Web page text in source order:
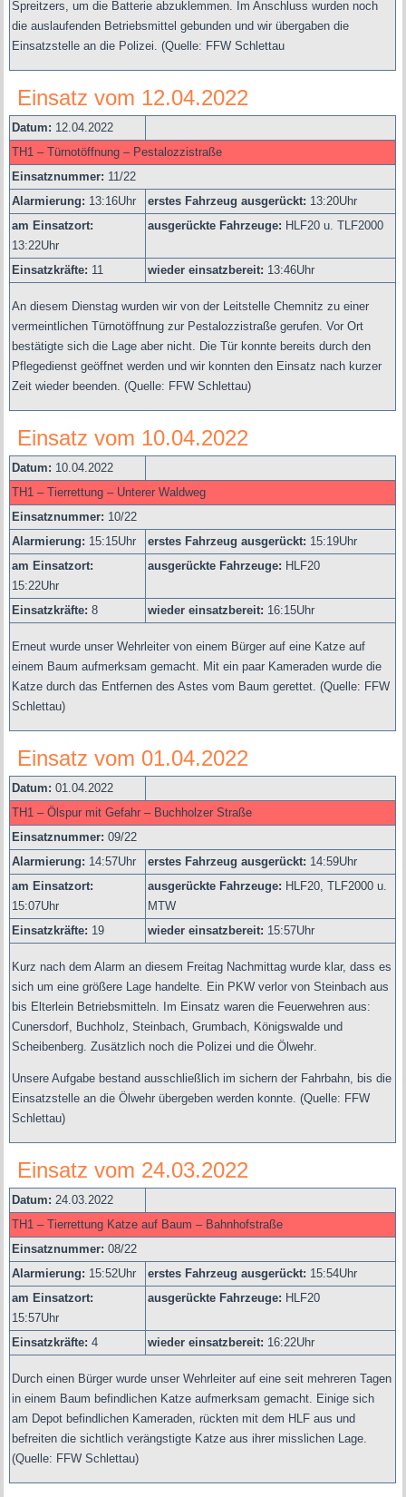
Spreitzers, um die Batterie abzuklemmen. Im Anschluss wurden noch
die auslaufenden Betriebsmittel gebunden und wir übergaben die
Einsatzstelle an die Polizei.(Quelle: FFW Schlettau
Einsatz vom 12.04.2022
Datum: 12.04.2022
TH1 – Türnotöffnung – Pestalozzistraße
Einsatznummer: 11/22
Alarmierung: 13:16Uhr erstes Fahrzeug ausgerückt: 13:20Uhr
am Einsatzort:
13:22Uhr
ausgerückte Fahrzeuge: HLF20 u. TLF2000
Einsatzkräfte: 11 wieder einsatzbereit: 13:46Uhr
An diesem Dienstag wurden wir von der Leitstelle Chemnitz zu einer
vermeintlichen Türnotöffnung zur Pestalozzistraße gerufen. Vor Ort
bestätigte sich die Lage aber nicht. Die Tür konnte bereits durch den
Pflegedienst geöffnet werden und wir konnten den Einsatz nach kurzer
Zeit wieder beenden.(Quelle: FFW Schlettau)
Einsatz vom 10.04.2022
Datum: 10.04.2022
TH1 – Tierrettung – Unterer Waldweg
Einsatznummer: 10/22
Alarmierung: 15:15Uhr erstes Fahrzeug ausgerückt: 15:19Uhr
am Einsatzort:
15:22Uhr
ausgerückte Fahrzeuge: HLF20
Einsatzkräfte:8 wieder einsatzbereit: 16:15Uhr
Erneut wurde unser Wehrleiter von einem Bürger auf eine Katze auf
einem Baum aufmerksam gemacht. Mit ein paar Kameraden wurde die
Katze durch das Entfernen des Astes vom Baum gerettet.(Quelle: FFW
Schlettau)
Einsatz vom 01.04.2022
Datum:01.04.2022
TH1 – Ölspur mit Gefahr – Buchholzer Straße
Einsatznummer:09/22
Alarmierung: 14:57Uhr erstes Fahrzeug ausgerückt: 14:59Uhr
am Einsatzort:
15:07Uhr
ausgerückte Fahrzeuge: HLF20, TLF2000 u.
MTW
Einsatzkräfte: 19 wieder einsatzbereit: 15:57Uhr
Kurz nach dem Alarm an diesem Freitag Nachmittag wurde klar, dass es
sich um eine größere Lage handelte. Ein PKW verlor von Steinbach aus
bis Elterlein Betriebsmitteln. Im Einsatz waren die Feuerwehren aus:
Cunersdorf, Buchholz, Steinbach, Grumbach, Königswalde und
Scheibenberg. Zusätzlich noch die Polizei und die Ölwehr.
Unsere Aufgabe bestand ausschließlich im sichern der Fahrbahn, bis die
Einsatzstelle an die Ölwehr übergeben werden konnte.(Quelle: FFW
Schlettau)
Einsatz vom 24.03.2022
Datum:24.03.2022
TH1 – Tierrettung Katze auf Baum – Bahnhofstraße
Einsatznummer:08/22
Alarmierung: 15:52Uhr erstes Fahrzeug ausgerückt: 15:54Uhr
am Einsatzort:
15:57Uhr
ausgerückte Fahrzeuge: HLF20
Einsatzkräfte:4 wieder einsatzbereit: 16:22Uhr
Durch einen Bürger wurde unser Wehrleiter auf eine seit mehreren Tagen
in einem Baum befindlichen Katze aufmerksam gemacht. Einige sich
am Depot befindlichen Kameraden, rückten mit dem HLF aus und
befreiten die sichtlich verängstigte Katze aus ihrer misslichen Lage.
(Quelle: FFW Schlettau)